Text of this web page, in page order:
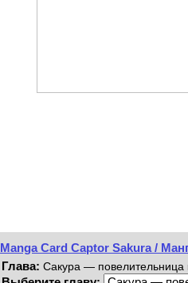
Manga Card Captor Sakura /
Глава: Сакура — повелительница